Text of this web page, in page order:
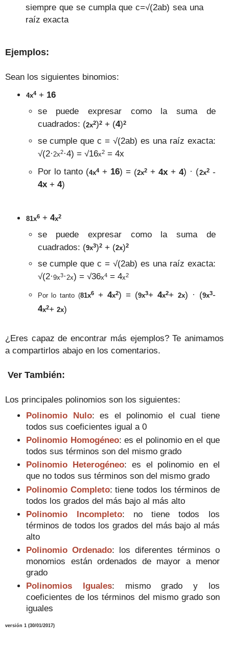
siempre que se cumpla quec=√(2ab) sea una
raíz exacta
Ejemplos:
Sean los siguientes binomios:
4x4 + 16
se puede expresar como la suma de
cuadrados: (2x2)2 + (4)2
se cumple quec = √(2ab) es una raíz exacta:
√(2·2x2·4) = √16x2= 4x
Por lo tanto (4x4+ 16) = (2x2 +4x +4) · (2x2 -
4x + 4)
81x6 +4x2
se puede expresar como la suma de
cuadrados: (9x3)2 + (2x)2
se cumple quec = √(2ab) es una raíz exacta:
√(2·9x3· 2x) = √36x4= 4x2
Por lo tanto (81x6 +4x2) = (9x3+ 4x2+ 2x) · (9x3-
4x2+ 2x)
¿Eres capaz de encontrar más ejemplos? Te animamos
a compartirlos abajo en los comentarios.
Ver También:
Los principales polinomios son los siguientes:
Polinomio Nulo: es el polinomio el cual tiene
todos sus coeficientes igual a 0
Polinomio Homogéneo: es el polinomio en el que
todos sus términos son del mismo grado
Polinomio Heterogéneo: es el polinomio en el
que no todos sus términos son del mismo grado
Polinomio Completo: tiene todos los términos de
todos los grados del más bajo al más alto
Polinomio Incompleto: no tiene todos los
términos de todos los grados del más bajo al más
alto
Polinomio Ordenado: los diferentes términos o
monomios están ordenados de mayor a menor
grado
Polinomios Iguales: mismo grado y los
coeficientes de los términos del mismo grado son
iguales
versión 1 (30/01/2017)